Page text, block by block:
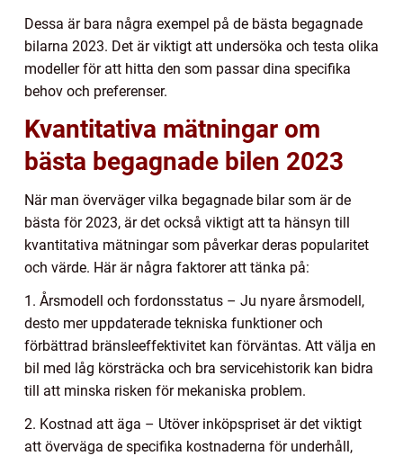
Dessa är bara några exempel på de bästa begagnade
bilarna 2023. Det är viktigt att undersöka och testa olika
modeller för att hitta den som passar dina specifika
behov och preferenser.
Kvantitativa mätningar om
bästa begagnade bilen 2023
När man överväger vilka begagnade bilar som är de
bästa för 2023, är det också viktigt att ta hänsyn till
kvantitativa mätningar som påverkar deras popularitet
och värde. Här är några faktorer att tänka på:
1. Årsmodell och fordonsstatus – Ju nyare årsmodell,
desto mer uppdaterade tekniska funktioner och
förbättrad bränsleeffektivitet kan förväntas. Att välja en
bil med låg körsträcka och bra servicehistorik kan bidra
till att minska risken för mekaniska problem.
2. Kostnad att äga – Utöver inköpspriset är det viktigt
att överväga de specifika kostnaderna för underhåll,